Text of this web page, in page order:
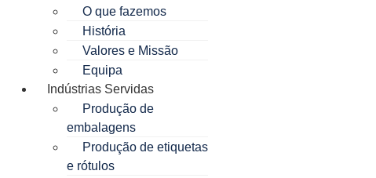
O que fazemos
História
Valores e Missão
Equipa
Indústrias Servidas
Produção de
embalagens
Produção de etiquetas
e rótulos